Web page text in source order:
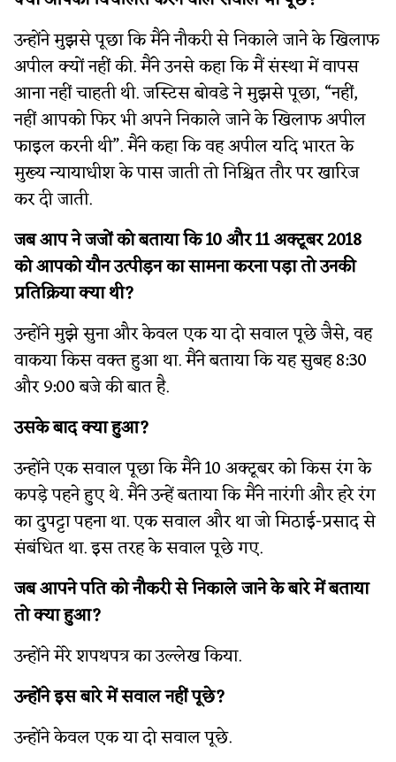
उन्होंने मुझसे पूछा कि मैंने नौकरी से निकाले जाने के खिलाफ
अपील क्यों नहीं की. मैंने उनसे कहा कि मैं संस्था में वापस
आना नहीं चाहती थी. जस्टिस बोवडे ने मुझसे पूछा, “नहीं,
नहीं आपको फिर भी अपने निकाले जाने के खिलाफ अपील
फाइल करनी थी”. मैंने कहा कि वह अपील यदि भारत के
मुख्य न्यायाधीश के पास जाती तो निश्चित तौर पर खारिज
कर दी जाती.
जब आप ने जजों को बताया कि 10 और 11 अक्टूबर 2018
को आपको यौन उत्पीड़न का सामना करना पड़ा तो उनकी
प्रतिक्रिया क्या थी?
उन्होंने मुझे सुना और केवल एक या दो सवाल पूछे जैसे, वह
वाकया किस वक्त हुआ था. मैंने बताया कि यह सुबह 8:30
और 9:00 बजे की बात है.
उसके बाद क्या हुआ?
उन्होंने एक सवाल पूछा कि मैंने 10 अक्टूबर को किस रंग के
कपड़े पहने हुए थे. मैंने उन्हें बताया कि मैंने नारंगी और हरे रंग
का दुपट्टा पहना था. एक सवाल और था जो मिठाई-प्रसाद से
संबंधित था. इस तरह के सवाल पूछे गए.
जब आपने पति को नौकरी से निकाले जाने के बारे में बताया
तो क्या हुआ?
उन्होंने मेरे शपथपत्र का उल्लेख किया.
उन्होंने इस बारे में सवाल नहीं पूछे?
उन्होंने केवल एक या दो सवाल पूछे.